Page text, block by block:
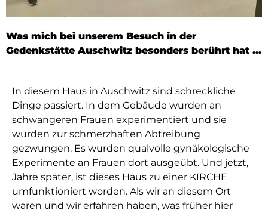
Was mich bei unserem Besuch in der
Gedenkstätte Auschwitz besonders berührt hat …
In diesem Haus in Auschwitz sind schreckliche
Dinge passiert. In dem Gebäude wurden an
schwangeren Frauen experimentiert und sie
wurden zur schmerzhaften Abtreibung
gezwungen. Es wurden qualvolle gynäkologische
Experimente an Frauen dort ausgeübt. Und jetzt,
Jahre später, ist dieses Haus zu einer KIRCHE
umfunktioniert worden. Als wir an diesem Ort
waren und wir erfahren haben, was früher hier